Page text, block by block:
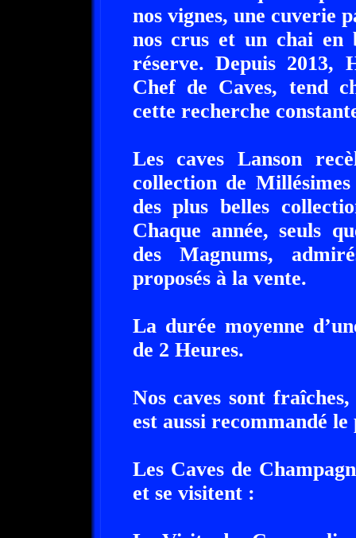
nos vignes, une cuverie
nos crus et un chai en
réserve. Depuis 2013,
Chef de Caves, tend
cette recherche
Les caves Lanson
collection de
des plus belles
Chaque année, seuls
des Magnums,
proposés à la vente.
La durée moyenne
de 2 Heures.
Nos caves sont
est aussi recommandé
Les Caves de
et se visitent :